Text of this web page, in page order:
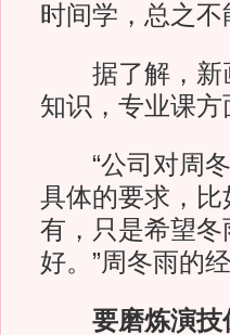
时间学，总之
据了解，新画
知识，专业课
“公司对周冬
具体的要求，
有，只是希望
好。”周冬雨的
要磨炼演技